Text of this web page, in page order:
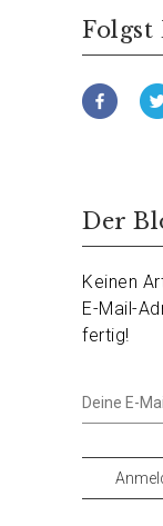
Folgst
Der
Keinen
E-Mail-
fertig!
Deine
E-
Adresse